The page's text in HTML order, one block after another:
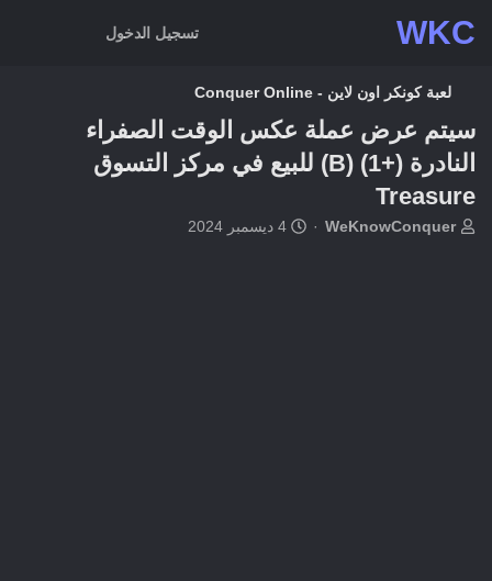
WKC تسجيل الدخول
لعبة كونكر اون لاين - Conquer Online
سيتم عرض عملة عكس الوقت الصفراء
النادرة (+1) (B) للبيع في مركز التسوق
Treasure
بWeKnowConquer
ت4 ديسمبر 2024